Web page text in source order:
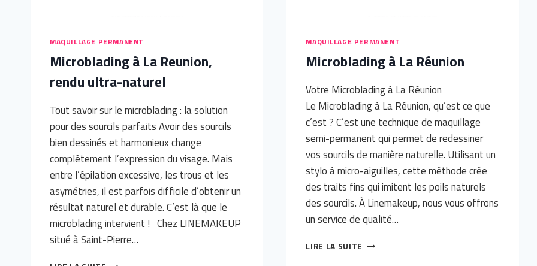
MAQUILLAGE PERMANENT
Microblading à La Reunion,
rendu ultra-naturel
Tout savoir sur le microblading : la solution
pour des sourcils parfaits Avoir des sourcils
bien dessinés et harmonieux change
complètement l’expression du visage. Mais
entre l’épilation excessive, les trous et les
asymétries, il est parfois difficile d’obtenir un
résultat naturel et durable. C’est là que le
microblading intervient ! Chez LINEMAKEUP
situé à Saint-Pierre…
MAQUILLAGE PERMANENT
Microblading à La Réunion
Votre Microblading à La Réunion
Le Microblading à La Réunion, qu’est ce que
c’est ? C’est une technique de maquillage
semi-permanent qui permet de redessiner
vos sourcils de manière naturelle. Utilisant un
stylo à micro-aiguilles, cette méthode crée
des traits fins qui imitent les poils naturels
des sourcils. À Linemakeup, nous vous offrons
un service de qualité…
LIRE LA SUITE MICROBLADING